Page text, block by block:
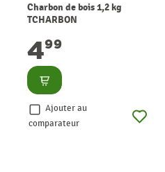
Charbon de bois 1,2 kg
TCHARBON
499
Consulter
Ajouter au
comparateur